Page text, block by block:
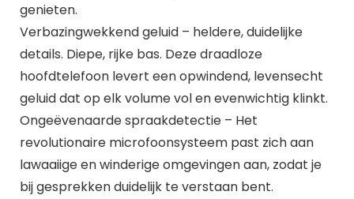
genieten.
Verbazingwekkend geluid – heldere, duidelijke
details. Diepe, rijke bas. Deze draadloze
hoofdtelefoon levert een opwindend, levensecht
geluid dat op elk volume vol en evenwichtig klinkt.
Ongeëvenaarde spraakdetectie – Het
revolutionaire microfoonsysteem past zich aan
lawaaiige en winderige omgevingen aan, zodat je
bij gesprekken duidelijk te verstaan bent.